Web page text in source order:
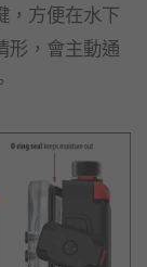
，方便在水下
形，會主動通